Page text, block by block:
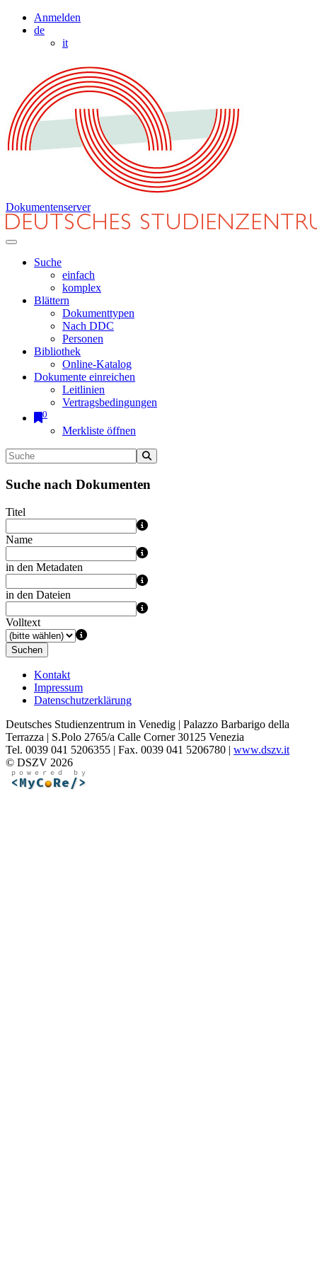
Anmelden
de
it
Dokumentenserver
Suche
einfach
komplex
Blättern
Dokumenttypen
Nach DDC
Personen
Bibliothek
Online-Katalog
Dokumente einreichen
Leitlinien
Vertragsbedingungen
0
Merkliste öffnen
Suche nach Dokumenten
Titel
Name
in den Metadaten
in den Dateien
Volltext
Suchen
Kontakt
Impressum
Datenschutzerklärung
Deutsches Studienzentrum in Venedig | Palazzo Barbarigo della
Terrazza | S.Polo 2765/a Calle Corner 30125 Venezia
Tel. 0039 041 5206355 | Fax. 0039 041 5206780 | www.dszv.it
© DSZV 2026